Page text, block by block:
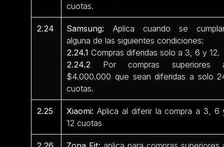
cuotas.
2.24 Samsung: Aplica cuando se
alguna de las siguientes condiciones:
2.24.1 Compras diferidas solo a 3, 6 y 12.
2.24.2 Por compras superiores
$4.000.000 que sean diferidas a solo
cuotas.
2.25 Xiaomi:Aplica al diferir la compra a 3, 6
12 cuotas